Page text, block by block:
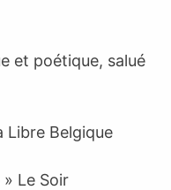
et poétique, salué
Libre Belgique
Le Soir